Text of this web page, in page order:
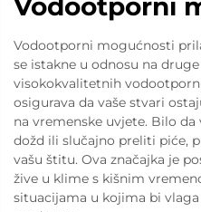
Vodootporni
Vodootporni mogućnosti
se istakne u odnosu na
visokokvalitetnih
osigurava da vaše stvari
na vremenske uvjete. Bilo
dožd ili slučajno preliti piće,
vašu štitu. Ova značajka je
žive u klime s kišnim
situacijama u kojima bi